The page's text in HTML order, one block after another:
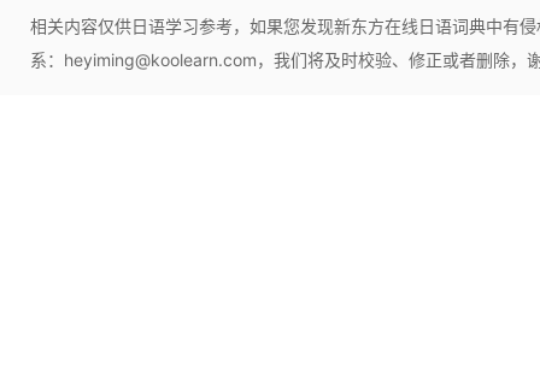
相关内容仅供日语学习参考，如果您发现新东方在线日语词典中有
系：heyiming@koolearn.com，我们将及时校验、修正或者删除，